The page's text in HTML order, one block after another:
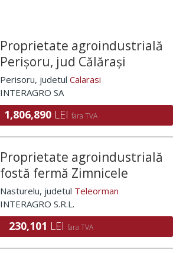
Proprietate agroindustrială
Perișoru, jud Călărași
Perisoru, judetul Calarasi
INTERAGRO SA
1,806,890 LEI fara TVA
Proprietate agroindustrială
fostă fermă Zimnicele
Nasturelu, judetul Teleorman
INTERAGRO S.R.L.
230,101 LEI fara TVA